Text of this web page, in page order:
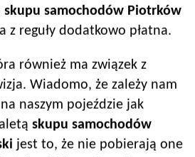
skupu samochodów Piotrków
z reguły dodatkowo płatna.
również ma związek z
Wiadomo, że zależy nam
naszym pojeździe jak
skupu samochodów
jest to, że nie pobierają one